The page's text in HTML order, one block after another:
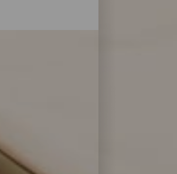
Palma har et
Isla Bonita